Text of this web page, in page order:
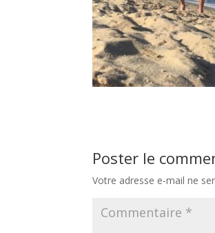
Poster le
Votre adresse e-mail ne